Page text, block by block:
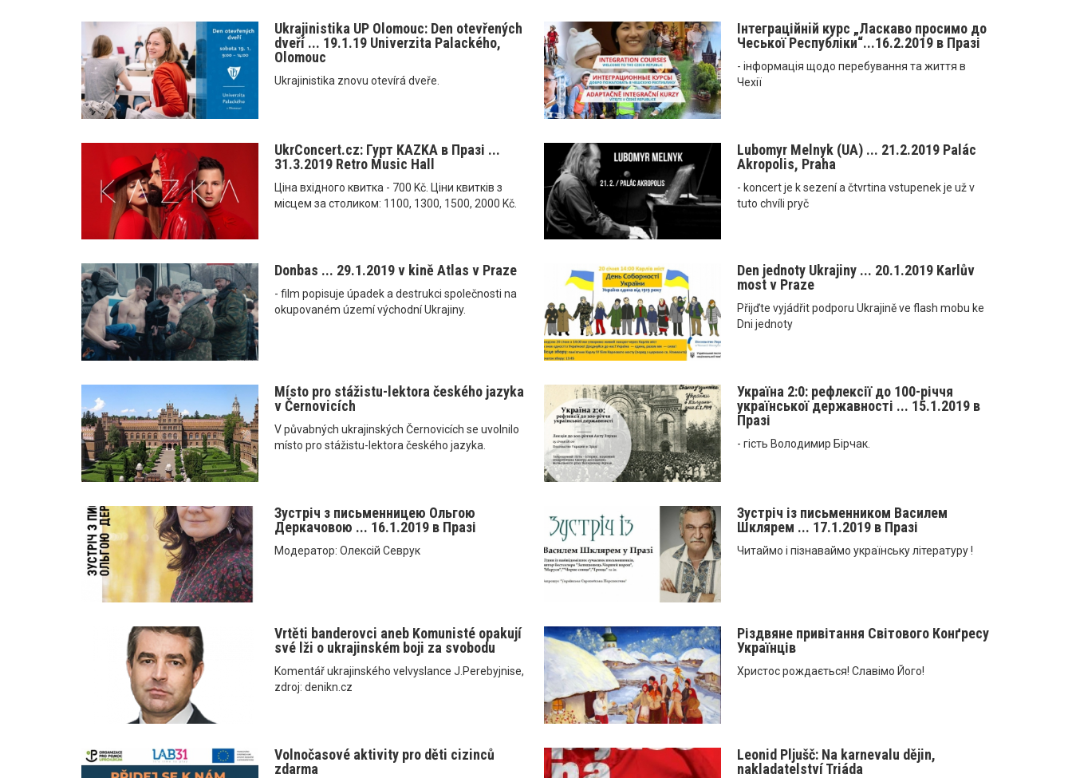
Ukrajinistika UP Olomouc: Den otevřených
dveří ... 19.1.19 Univerzita Palackého,
Olomouc
Ukrajinistika znovu otevírá dveře.
Інтеграційнiй курс „Ласкаво просимо до
Чеської Республіки“...16.2.2019 в Празі
- інформація щодо перебування та життя в
Чехії
UkrConcert.cz: Гурт KAZKA в Празі ...
31.3.2019 Retro Music Hall
Ціна вхідного квитка - 700 Kč. Ціни квитків з
місцем за столиком: 1100, 1300, 1500, 2000 Kč.
Lubomyr Melnyk (UA) ... 21.2.2019 Palác
Akropolis, Praha
- koncert je k sezení a čtvrtina vstupenek je už v
tuto chvíli pryč
Donbas ... 29.1.2019 v kině Atlas v Praze
- film popisuje úpadek a destrukci společnosti na
okupovaném území východní Ukrajiny.
Den jednoty Ukrajiny ... 20.1.2019 Karlův
most v Praze
Přijďte vyjádřit podporu Ukrajině ve flash mobu ke
Dni jednoty
Místo pro stážistu-lektora českého jazyka
v Černovicích
V půvabných ukrajinských Černovicích se uvolnilo
místo pro stážistu-lektora českého jazyka.
Україна 2:0: рефлексії до 100-річчя
української державності ... 15.1.2019 в
Празі
- гість Володимир Бірчак.
Зустріч з письменницею Ольгою
Деркачовою ... 16.1.2019 в Празі
Модератор: Олексій Севрук
Зустріч із письменником Василем
Шклярем ... 17.1.2019 в Празі
Читаймо і пізнаваймо українську літературу !
Vrtěti banderovci aneb Komunisté opakují
své lži o ukrajinském boji za svobodu
Komentář ukrajinského velvyslance J.Perebyjnise,
zdroj: denikn.cz
Різдвяне привітання Світового Конґресу
Українців
Христос рождається! Славімо Його!
Volnočasové aktivity pro děti cizinců
zdarma
Leonid Pljušč: Na karnevalu dějin,
nakladatelství Triáda